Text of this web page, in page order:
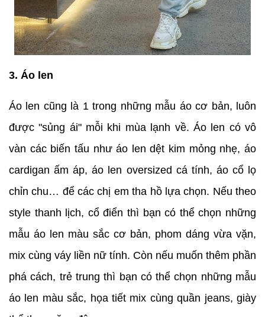
3. Áo len
Áo len cũng là 1 trong những mẫu áo cơ bản, luôn
được "sủng ái" mỗi khi mùa lạnh về. Áo len có vô
vàn các biến tấu như áo len dệt kim mỏng nhẹ, áo
cardigan ấm áp, áo len oversized cá tính, áo cổ lọ
chỉn chu… để các chị em tha hồ lựa chọn. Nếu theo
style thanh lịch, cổ điển thì bạn có thể chọn những
mẫu áo len màu sắc cơ bản, phom dáng vừa vặn,
mix cùng váy liền nữ tính. Còn nếu muốn thêm phần
phá cách, trẻ trung thì bạn có thể chọn những mẫu
áo len màu sắc, họa tiết mix cùng quần jeans, giày